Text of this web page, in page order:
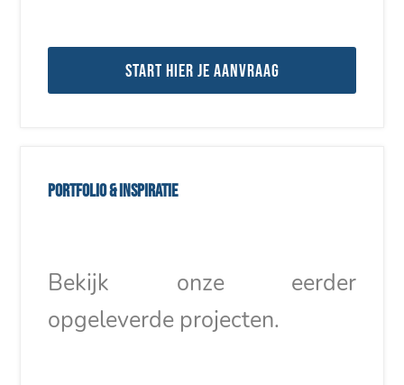
Start hier je aanvraag
Portfolio & inspiratie
Bekijk onze eerder
opgeleverde projecten.